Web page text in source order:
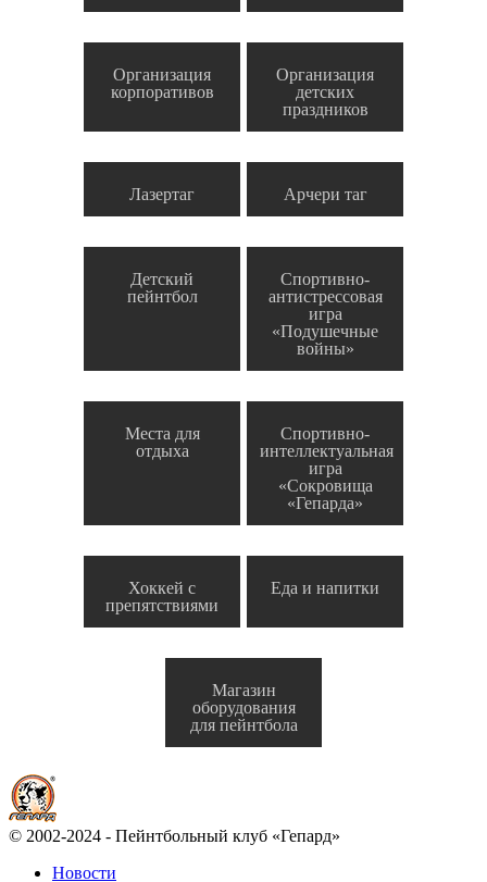
Организация
корпоративов
Организация
детских
праздников
Лазертаг Арчери таг
Детский
пейнтбол
Спортивно-
антистрессовая
игра
«Подушечные
войны»
Места для
отдыха
Спортивно-
интеллектуальная
игра
«Сокровища
«Гепарда»
Хоккей с
препятствиями
Еда и напитки
Магазин
оборудования
для пейнтбола
© 2002-2024 - Пейнтбольный клуб «Гепард»
Новости